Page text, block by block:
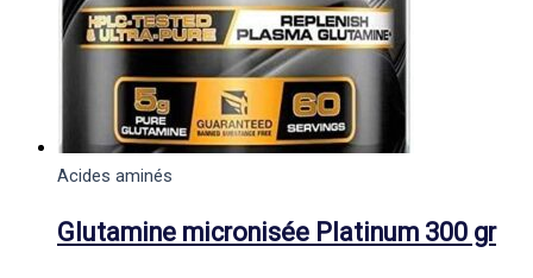
Acides aminés
Glutamine micronisée Platinum 300 gr